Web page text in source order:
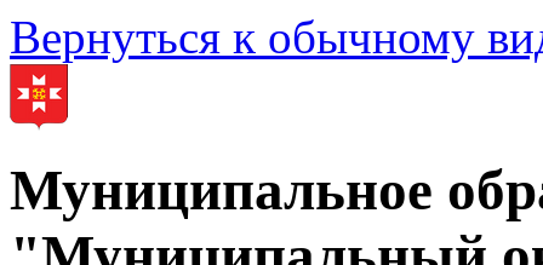
Вернуться к обычному
Муниципальное